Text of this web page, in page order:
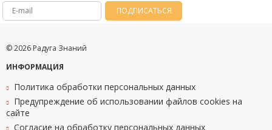
ПОДПИСАТЬСЯ
© 2026 Радуга Знаний
ИНФОРМАЦИЯ
Политика обработки персональных данных
Предупреждение об использовании файлов cookies на
сайте
Согласие на обработку персональных данных